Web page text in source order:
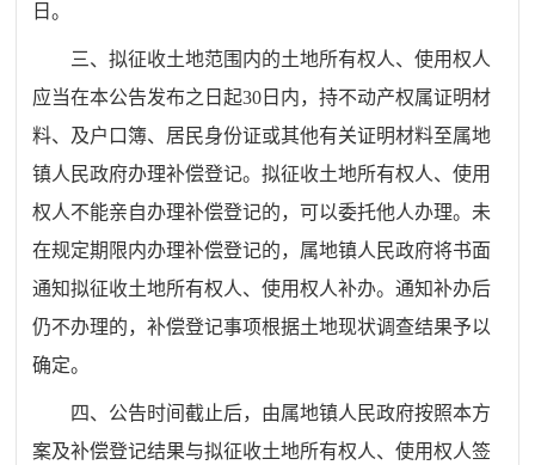
日。
三、拟征收土地范围内的土地所有权人、使用权人
应当在本公告发布之日起30 日内，持不动产权属证明材
料、 及户口簿、居民身份证或其他有关证明材料至属地
镇人民政府办理补偿登记。拟征收土地所有权人、使用
权人不能亲自办理补偿登记的，可以委托他人办理。未
在规定期限内办理补偿登记的， 属地镇人民政府将书面
通知拟征收土地所有权人、使用权人补办。通知补办后
仍不办理的，补偿登记事项根据土地现状调查结果予以
确定。
四、公告时间截止后， 由属地镇人民政府按照本方
案及补偿登记结果与拟征收土地所有权人、使用权人签